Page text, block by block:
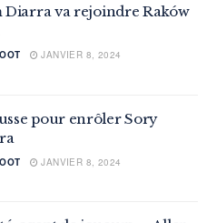
va rejoindre Raków
JANVIER 8, 2024
pour enrôler Sory
JANVIER 8, 2024